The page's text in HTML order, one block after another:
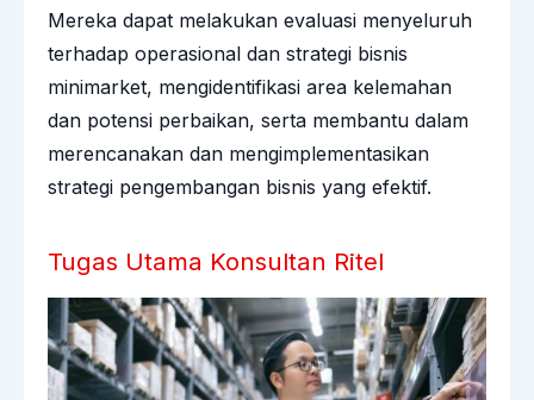
Mereka dapat melakukan evaluasi menyeluruh
terhadap operasional dan strategi bisnis
minimarket, mengidentifikasi area kelemahan
dan potensi perbaikan, serta membantu dalam
merencanakan dan mengimplementasikan
strategi pengembangan bisnis yang efektif.
Tugas Utama Konsultan Ritel